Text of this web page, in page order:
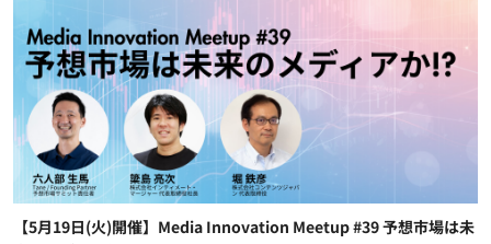
【5月19日(火)開催】Media Innovation Meetup #39 予想市場は未